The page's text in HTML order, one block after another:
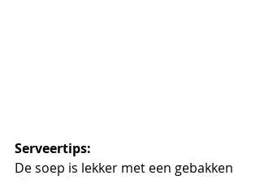
Serveertips:
De soep is lekker met een gebakken